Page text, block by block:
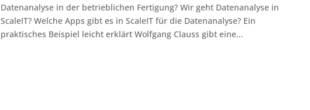
Datenanalyse in der betrieblichen Fertigung? Wir geht Datenanalyse in
ScaleIT? Welche Apps gibt es in ScaleIT für die Datenanalyse? Ein
praktisches Beispiel leicht erklärt Wolfgang Clauss gibt eine...